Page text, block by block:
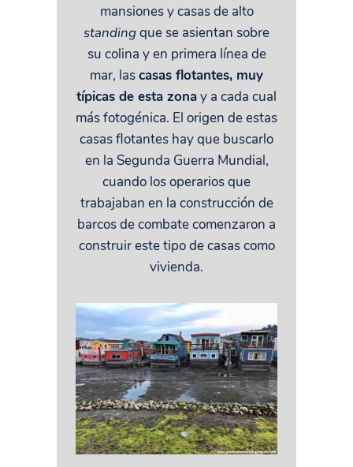
mansiones y casas de alto
standingque se asientan sobre
su colina y en primera línea de
mar, lascasas flotantes, muy
típicas de esta zonay a cada cual
más fotogénica. El origen de estas
casas flotantes hay que buscarlo
en la Segunda Guerra Mundial,
cuando los operarios que
trabajaban en la construcción de
barcos de combate comenzaron a
construir este tipo de casas como
vivienda.